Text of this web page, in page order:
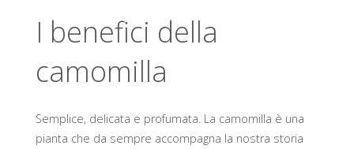
I benefici della
camomilla
Semplice, delicata e profumata. La camomilla è una
pianta che da sempre accompagna la nostra storia